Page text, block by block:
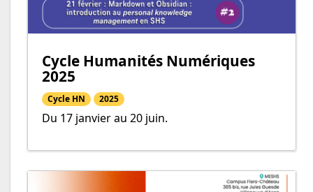
Cycle Humanités Numériques
2025
Cycle HN 2025
Du 17 janvier au 20 juin.